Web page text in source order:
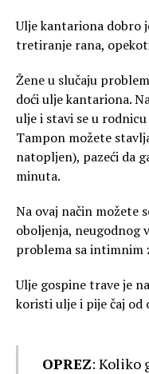
Ulje kantariona dobro
tretiranje rana,
Žene u slučaju
doći ulje kantariona.
ulje i stavi se u
Tampon možete
natopljen), pazeći da
minuta.
Na ovaj način možete
oboljenja, neugodnog
problema sa intimnim
Ulje gospine trave je
koristi ulje i pije čaj od
OPREZ: Koliko